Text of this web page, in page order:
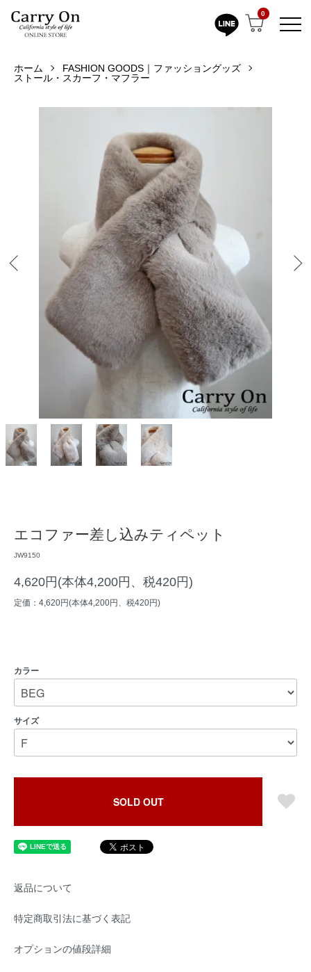
0
ホーム
FASHION GOODS｜ファッショングッズ
ストール・スカーフ・マフラー
エコファー差し込みティペット
JW9150
4,620円(本体4,200円、税420円)
定価：4,620円(本体4,200円、税420円)
カラー
サイズ
SOLD OUT
返品について
特定商取引法に基づく表記
オプションの値段詳細